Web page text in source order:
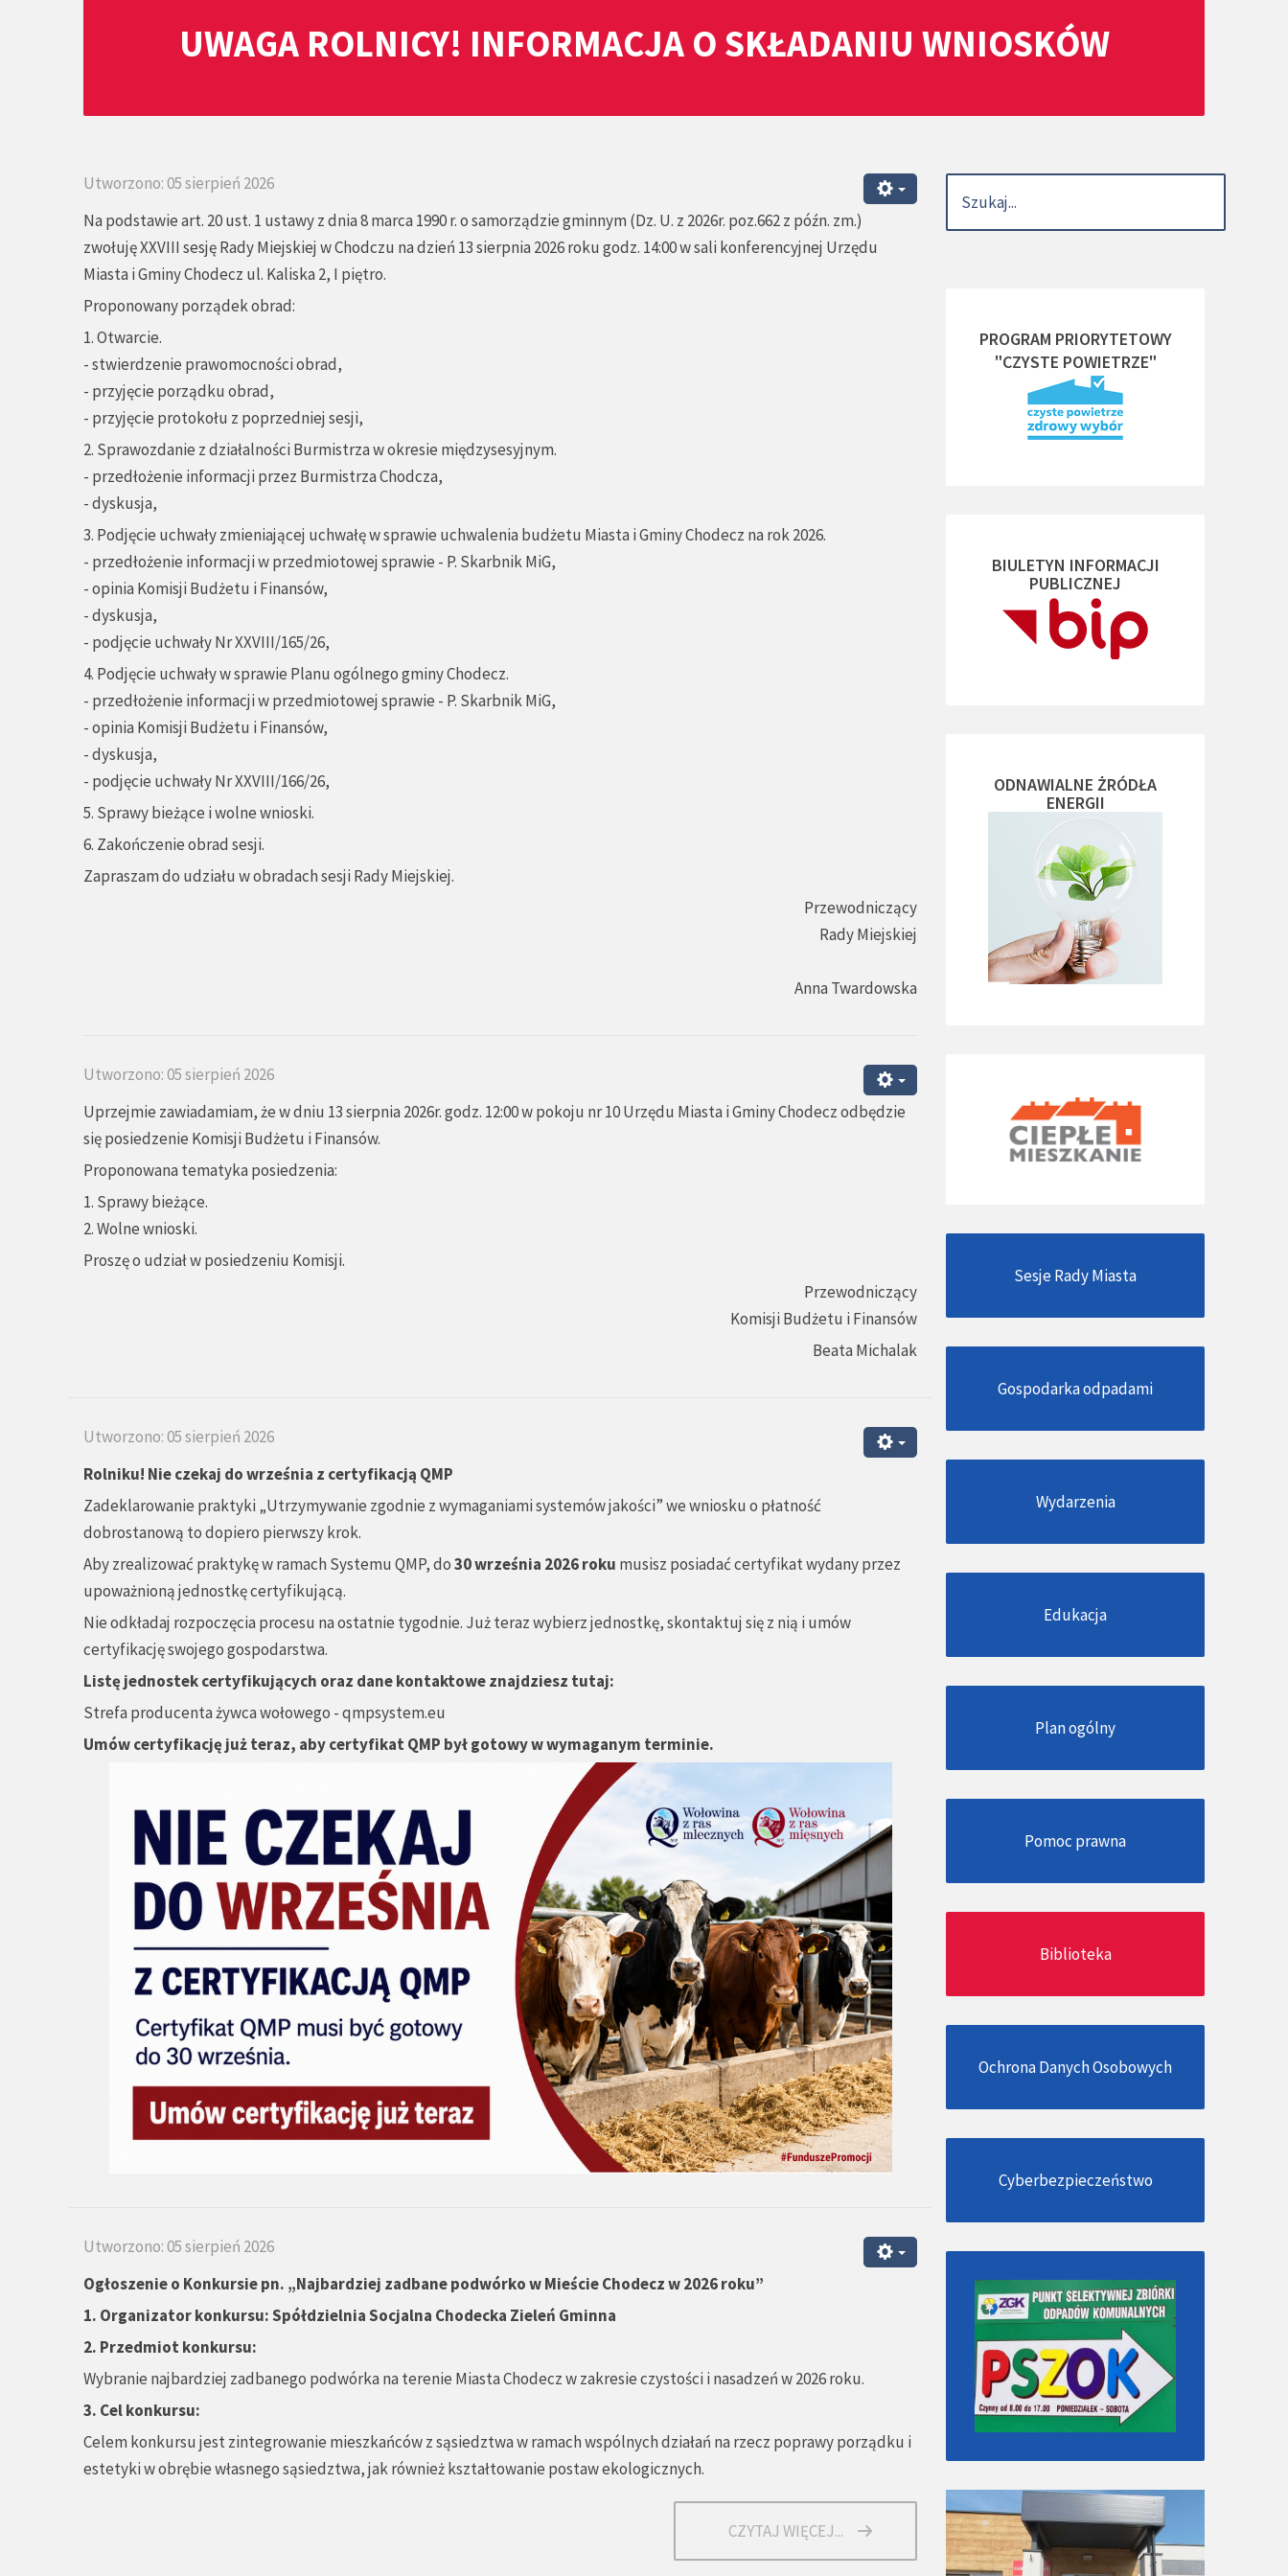
UWAGA ROLNICY! INFORMACJA O SKŁADANIU WNIOSKÓW
Utworzono: 05 sierpień 2026
Na podstawie art. 20 ust. 1 ustawy z dnia 8 marca 1990 r. o samorządzie gminnym (Dz. U. z 2026r. poz.662 z późn. zm.)
zwołuję XXVIII sesję Rady Miejskiej w Chodczu na dzień 13 sierpnia 2026 roku godz. 14:00 w sali konferencyjnej Urzędu
Miasta i Gminy Chodecz ul. Kaliska 2, I piętro.
Proponowany porządek obrad:
1. Otwarcie.
- stwierdzenie prawomocności obrad,
- przyjęcie porządku obrad,
- przyjęcie protokołu z poprzedniej sesji,
2. Sprawozdanie z działalności Burmistrza w okresie międzysesyjnym.
- przedłożenie informacji przez Burmistrza Chodcza,
- dyskusja,
3. Podjęcie uchwały zmieniającej uchwałę w sprawie uchwalenia budżetu Miasta i Gminy Chodecz na rok 2026.
- przedłożenie informacji w przedmiotowej sprawie - P. Skarbnik MiG,
- opinia Komisji Budżetu i Finansów,
- dyskusja,
- podjęcie uchwały Nr XXVIII/165/26,
4. Podjęcie uchwały w sprawie Planu ogólnego gminy Chodecz.
- przedłożenie informacji w przedmiotowej sprawie - P. Skarbnik MiG,
- opinia Komisji Budżetu i Finansów,
- dyskusja,
- podjęcie uchwały Nr XXVIII/166/26,
5. Sprawy bieżące i wolne wnioski.
6. Zakończenie obrad sesji.
Zapraszam do udziału w obradach sesji Rady Miejskiej.
Przewodniczący
Rady Miejskiej
Anna Twardowska
Utworzono: 05 sierpień 2026
Uprzejmie zawiadamiam, że w dniu 13 sierpnia 2026r. godz. 12:00 w pokoju nr 10 Urzędu Miasta i Gminy Chodecz odbędzie
się posiedzenie Komisji Budżetu i Finansów.
Proponowana tematyka posiedzenia:
1. Sprawy bieżące.
2. Wolne wnioski.
Proszę o udział w posiedzeniu Komisji.
Przewodniczący
Komisji Budżetu i Finansów
Beata Michalak
Utworzono: 05 sierpień 2026
Rolniku! Nie czekaj do września z certyfikacją QMP
Zadeklarowanie praktyki „Utrzymywanie zgodnie z wymaganiami systemów jakości” we wniosku o płatność
dobrostanową to dopiero pierwszy krok.
Aby zrealizować praktykę w ramach Systemu QMP, do30 września 2026 roku musisz posiadać certyfikat wydany przez
upoważnioną jednostkę certyfikującą.
Nie odkładaj rozpoczęcia procesu na ostatnie tygodnie. Już teraz wybierz jednostkę, skontaktuj się z nią i umów
certyfikację swojego gospodarstwa.
Listę jednostek certyfikujących oraz dane kontaktowe znajdziesz tutaj:
Strefa producenta żywca wołowego - qmpsystem.eu
Umów certyfikację już teraz, aby certyfikat QMP był gotowy w wymaganym terminie.
Utworzono: 05 sierpień 2026
Ogłoszenie o Konkursie pn. „Najbardziej zadbane podwórko w Mieście Chodecz w 2026 roku”
1. Organizator konkursu: Spółdzielnia Socjalna Chodecka Zieleń Gminna
2. Przedmiot konkursu:
Wybranie najbardziej zadbanego podwórka na terenie Miasta Chodecz w zakresie czystości i nasadzeń w 2026 roku.
3. Cel konkursu:
Celem konkursu jest zintegrowanie mieszkańców z sąsiedztwa w ramach wspólnych działań na rzecz poprawy porządku i
estetyki w obrębie własnego sąsiedztwa, jak również kształtowanie postaw ekologicznych.
CZYTAJ WIĘCEJ...
PROGRAM PRIORYTETOWY
"CZYSTE POWIETRZE"
BIULETYN INFORMACJI
PUBLICZNEJ
ODNAWIALNE ŻRÓDŁA
ENERGII
Sesje Rady Miasta
Gospodarka odpadami
Wydarzenia
Edukacja
Plan ogólny
Pomoc prawna
Biblioteka
Ochrona Danych Osobowych
Cyberbezpieczeństwo